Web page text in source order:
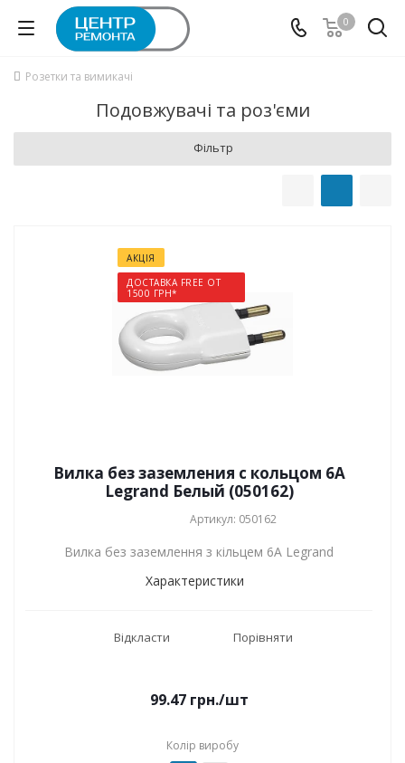
0
Розетки та вимикачі
Подовжувачі та роз'єми
Фільтр
АКЦІЯ
ДОСТАВКА FREE ОТ
1500 ГРН*
Вилка без заземления с кольцом 6А
Legrand Белый (050162)
Артикул: 050162
Вилка без заземлення з кільцем 6А Legrand
Характеристики
Відкласти Порівняти
99.47 грн./шт
Колір виробу